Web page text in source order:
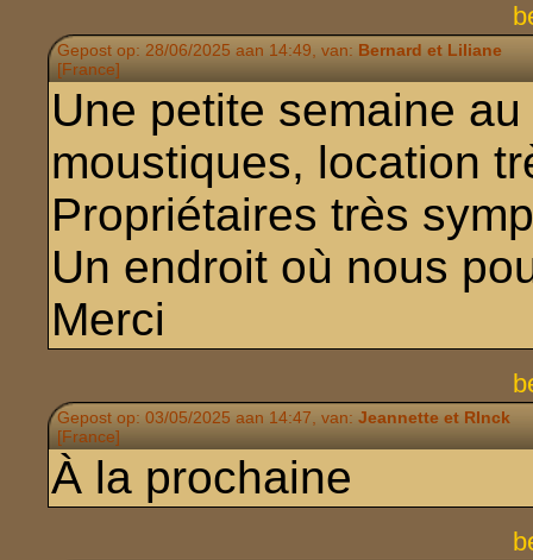
Gepost op: 28/06/2025 aan 14:49, van: Bernard et Liliane
[France]
Une petite semaine
moustiques, location
Propriétaires très
Un endroit où nous
Merci
Gepost op: 03/05/2025 aan 14:47, van: Jeannette et RInck
[France]
À la prochaine